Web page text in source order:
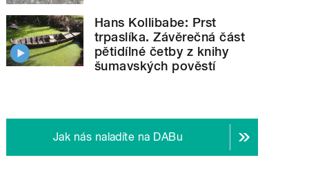
Hans Kollibabe: Prst
trpaslíka. Závěrečná část
pětidílné četby z knihy
šumavských pověstí
Jak nás naladíte na DABu